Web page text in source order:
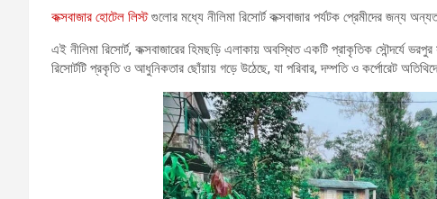
কক্সবাজার হোটেল লিস্টগুলোর মধ্যে নীলিমা রিসোর্ট কক্সবাজার পর্যটক প্রেমীদের জন্য
এই নীলিমা রিসোর্ট, কক্সবাজারের হিমছড়ি এলাকায় অবস্থিত একটি প্রাকৃতিক সৌন্দর্যে
রিসোর্টটি প্রকৃতি ও আধুনিকতার ছোঁয়ায় গড়ে উঠেছে, যা পরিবার, দম্পতি ও কর্পোরেট